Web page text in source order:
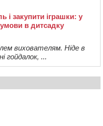
і закупити іграшки: у
в дитсадку
вихователям. Ніде в
гойдалок, ...